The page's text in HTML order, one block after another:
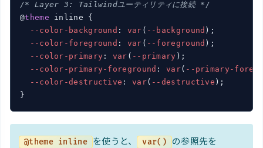
/* Layer 3: Tailwindユーティリティに接続 */
@theme inline {
--color-background : var ( --background );
--color-foreground : var ( --foreground );
--color-primary : var ( --primary );
--color-primary-foreground : var( --primary-
--color-destructive : var( --destructive );
}
@theme inline を使うと、 var()
の参照先を